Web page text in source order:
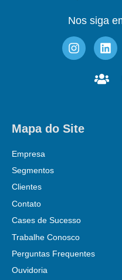
Nos siga
Mapa do Site
Empresa
Segmentos
Clientes
Contato
Cases de Sucesso
Trabalhe Conosco
Perguntas Frequentes
Ouvidoria